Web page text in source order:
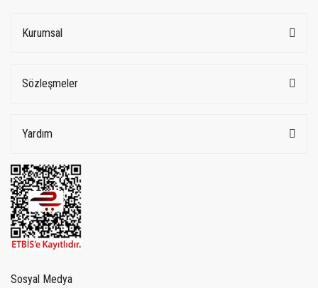
Kurumsal
Sözleşmeler
Yardım
Sosyal Medya